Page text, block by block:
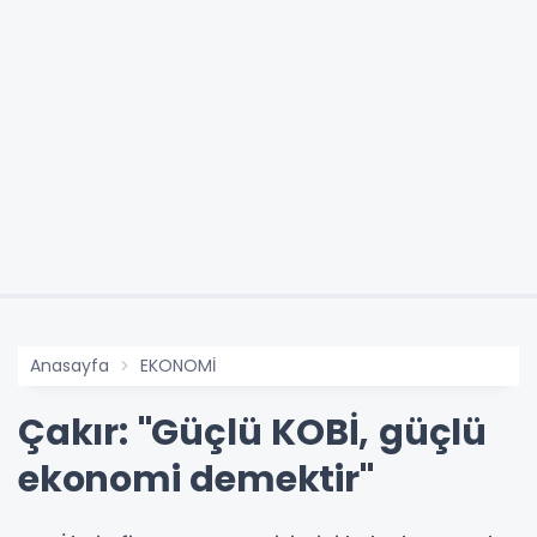
Anasayfa EKONOMİ
Çakır: "Güçlü KOBİ, güçlü
ekonomi demektir"